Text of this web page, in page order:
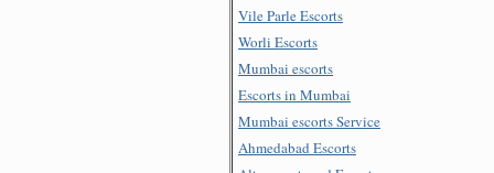
Vile Parle Escorts
Worli Escorts
Mumbai escorts
Escorts in Mumbai
Mumbai escorts Service
Ahmedabad Escorts